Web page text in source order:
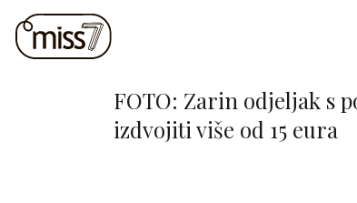
FOTO: Zarin odjeljak s
izdvojiti više od 15 eura